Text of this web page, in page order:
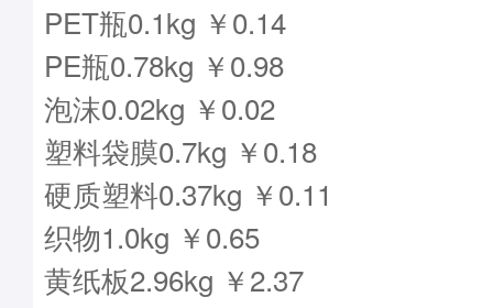
PET瓶0.1kg ￥0.14
PE瓶0.78kg ￥0.98
泡沫0.02kg ￥0.02
塑料袋膜0.7kg ￥0.18
硬质塑料0.37kg ￥0.11
织物1.0kg ￥0.65
黄纸板2.96kg ￥2.37